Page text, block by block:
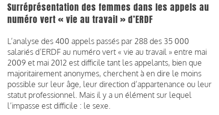
Surréprésentation des femmes dans les appels au
numéro vert « vie au travail » d’ERDF
L’analyse des 400 appels passés par 288 des 35 000
salariés d’ERDF au numéro vert « vie au travail » entre mai
2009 et mai 2012 est difficile tant les appelants, bien que
majoritairement anonymes, cherchent à en dire le moins
possible sur leur âge, leur direction d’appartenance ou leur
statut professionnel. Mais il y a un élément sur lequel
l’impasse est difficile : le sexe.